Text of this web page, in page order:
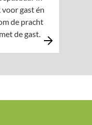
gast én
de pracht
de gast.